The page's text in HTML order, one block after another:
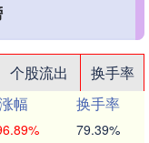
个股流出
换手率
涨幅
换手率
79.39%